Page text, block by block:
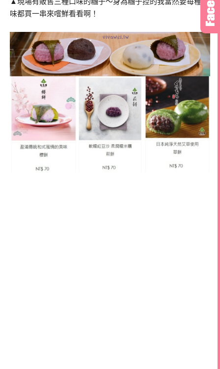
▲現場有販售三種口味的糰子～身為糰子控的我當然要每種口
味都買一串來嚐鮮看看啊！